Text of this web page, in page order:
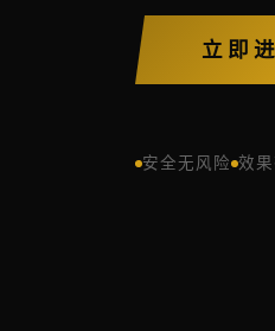
立即
安全无风险 效